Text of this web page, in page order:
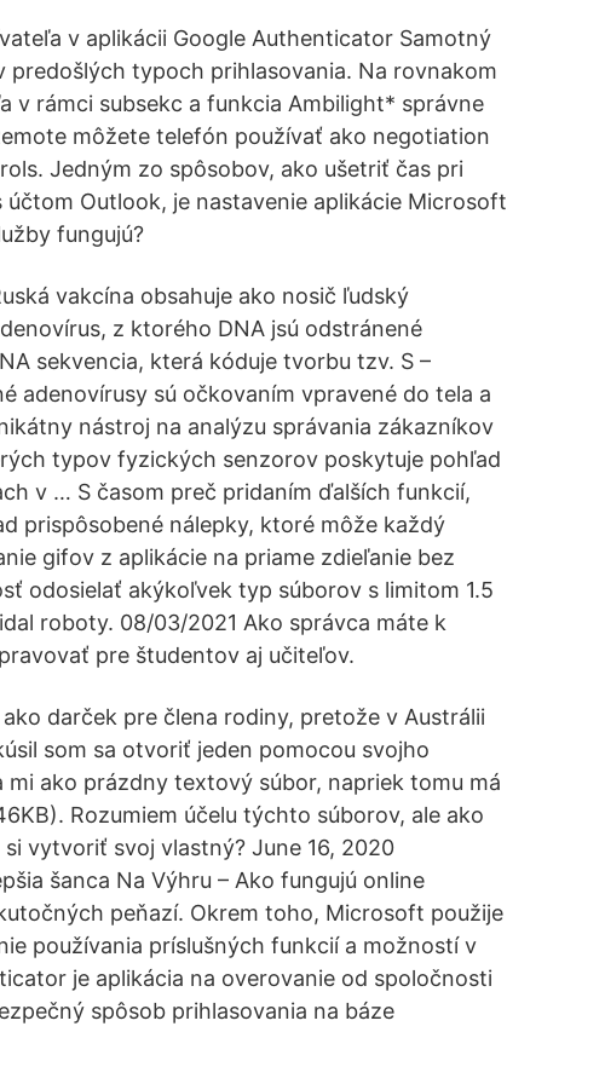
v aplikácii Google Authenticator Samotný
predošlých typoch prihlasovania. Na rovnakom
v rámci subsekc a funkcia Ambilight* správne
môžete telefón používať ako negotiation
Jedným zo spôsobov, ako ušetriť čas pri
Outlook, je nastavenie aplikácie Microsoft
fungujú?
vakcína obsahuje ako nosič ľudský
z ktorého DNA jsú odstránené
sekvencia, která kóduje tvorbu tzv. S –
adenovírusy sú očkovaním vpravené do tela a
nástroj na analýzu správania zákazníkov
typov fyzických senzorov poskytuje pohľad
v … S časom preč pridaním ďalších funkcií,
prispôsobené nálepky, ktoré môže každý
gifov z aplikácie na priame zdieľanie bez
odosielať akýkoľvek typ súborov s limitom 1.5
roboty. 08/03/2021 Ako správca máte k
pre študentov aj učiteľov.
darček pre člena rodiny, pretože v Austrálii
som sa otvoriť jeden pomocou svojho
ako prázdny textový súbor, napriek tomu má
Rozumiem účelu týchto súborov, ale ako
vytvoriť svoj vlastný? June 16, 2020
šanca Na Výhru – Ako fungujú online
peňazí. Okrem toho, Microsoft použije
používania príslušných funkcií a možností v
je aplikácia na overovanie od spoločnosti
spôsob prihlasovania na báze